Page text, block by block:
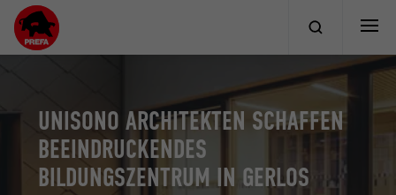
UNISONO ARCHITEKTEN SCHAFFEN
BEEINDRUCKENDES
BILDUNGSZENTRUM IN GERLOS